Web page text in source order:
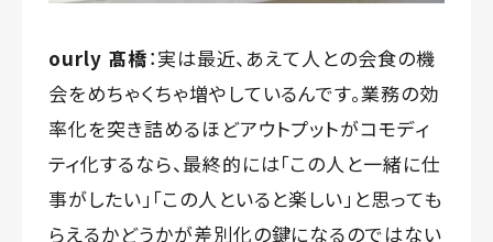
ourly 髙橋：実は最近、あえて人との会食の機
会をめちゃくちゃ増やしているんです。業務の効
率化を突き詰めるほどアウトプットがコモディ
ティ化するなら、最終的には「この人と一緒に仕
事がしたい」「この人といると楽しい」と思っても
らえるかどうかが差別化の鍵になるのではない